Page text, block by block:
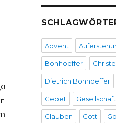
Advent
Bonhoeffer
Dietrich Bonhoeffer
Gebet Gesellschaft
Glauben Gott